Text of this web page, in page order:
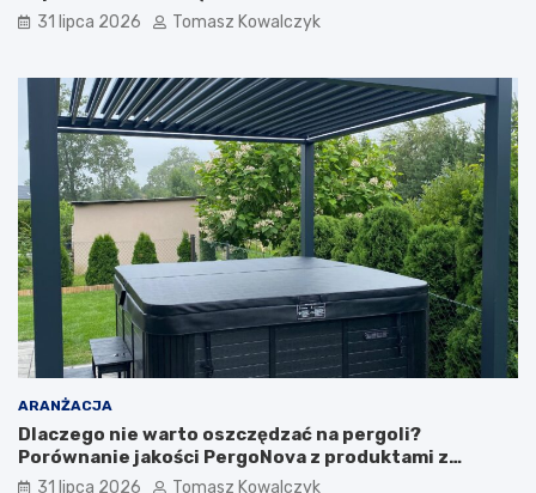
31 lipca 2026 Tomasz Kowalczyk
ARANŻACJA
Dlaczego nie warto oszczędzać na pergoli?
Porównanie jakości PergoNova z produktami z
marketu
31 lipca 2026 Tomasz Kowalczyk